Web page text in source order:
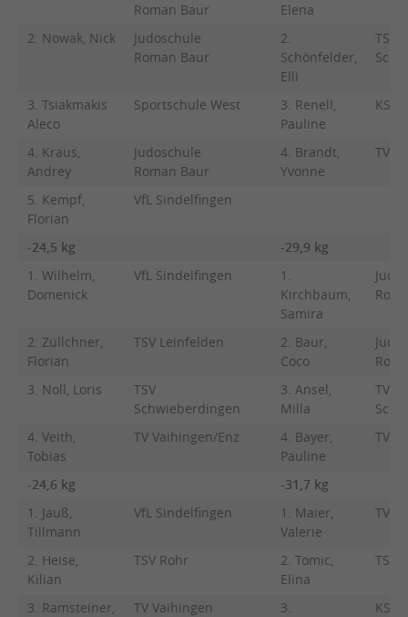
Roman Baur
Elena
2. Nowak, Nick
Judoschule
Roman Baur
2.
Schönfelder,
Elli
TSV
3. Tsiakmakis
Aleco
Sportschule West
3. Renell,
Pauline
KSV
4. Kraus,
Andrey
Judoschule
Roman Baur
4. Brandt,
Yvonne
TV
5. Kempf,
Florian
VfL Sindelfingen
-24,5 kg
-29,9 kg
1. Wilhelm,
Domenick
VfL Sindelfingen
1.
Kirchbaum,
Samira
2. Züllchner,
Florian
TSV Leinfelden
2. Baur,
Coco
3. Noll, Loris
TSV
Schwieberdingen
3. Ansel,
Milla
TV
4. Veith,
Tobias
TV Vaihingen/Enz
4. Bayer,
Pauline
TV
-24,6 kg
-31,7 kg
1. Jauß,
Tillmann
VfL Sindelfingen
1. Maier,
Valerie
TV
2. Heise,
Kilian
TSV Rohr
2. Tomic,
Elina
TSV
3. Ramsteiner,
TV Vaihingen
3.
KSV